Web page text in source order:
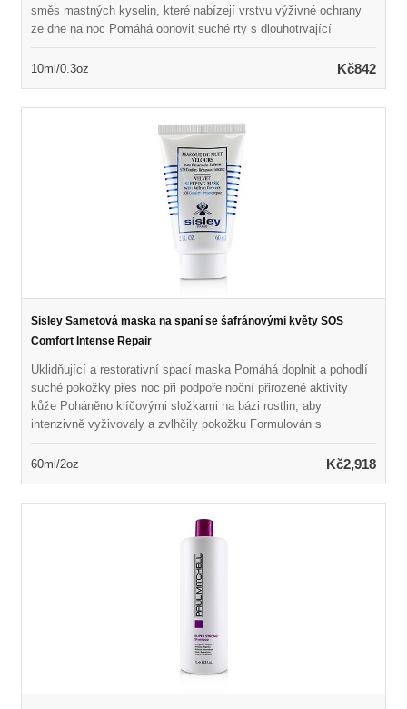
směs mastných kyselin, které nabízejí vrstvu výživné ochrany
ze dne na noc Pomáhá obnovit suché rty s dlouhotrvající
orosené a doplňované Vegan & Cruelty Free
10ml/0.3oz Kč842
Sisley Sametová maska na spaní se šafránovými květy SOS
Comfort Intense Repair
Uklidňující a restorativní spací maska Pomáhá doplnit a pohodlí
suché pokožky přes noc při podpoře noční přirozené aktivity
kůže Poháněno klíčovými složkami na bázi rostlin, aby
intenzivně vyživovaly a zvlhčily pokožku Formulován s
medového a pomerančového květu přirozeného původu Odhalí
60ml/2oz Kč2,918